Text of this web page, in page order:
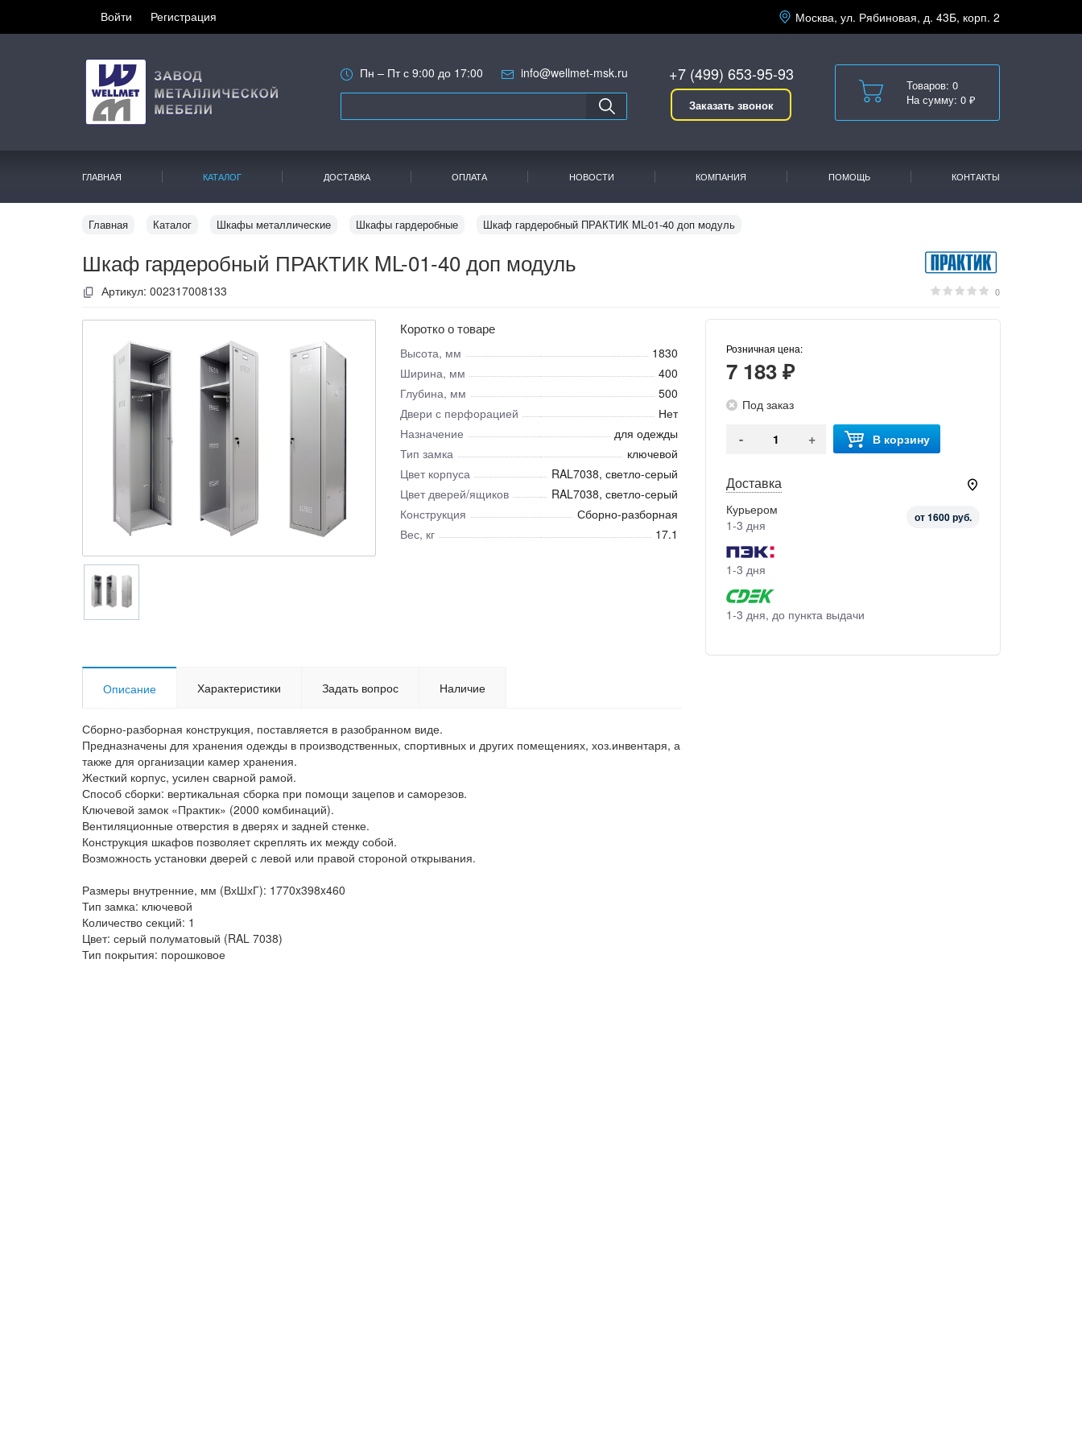
Войти Регистрация Москва, ул. Рябиновая, д. 43Б, корп. 2
Пн – Пт с 9:00 до 17:00 info@wellmet-msk.ru +7 (499) 653-95-93
Заказать звонок
Товаров: 0
На сумму: 0 ₽
ГЛАВНАЯ КАТАЛОГ ДОСТАВКА ОПЛАТА НОВОСТИ КОМПАНИЯ ПОМОЩЬ КОНТАКТЫ
Главная Каталог Шкафы металлические Шкафы гардеробные Шкаф гардеробный ПРАКТИК ML-01-40 доп модуль
Шкаф гардеробный ПРАКТИК ML-01-40 доп модуль
Артикул: 002317008133 0
Коротко о товаре
Высота, мм
1830
Ширина, мм
400
Глубина, мм
500
Двери с перфорацией
Нет
Назначение
для одежды
Тип замка
ключевой
Цвет корпуса
RAL7038, светло-серый
Цвет дверей/ящиков
RAL7038, светло-серый
Конструкция
Сборно-разборная
Вес, кг
17.1
Розничная цена:
7 183 ₽
Под заказ
- + В корзину
Доставка
Курьером
1-3 дня
от 1600 руб.
1-3 дня
1-3 дня, до пункта выдачи
Описание Характеристики Задать вопрос Наличие
Сборно-разборная конструкция, поставляется в разобранном виде.
Предназначены для хранения одежды в производственных, спортивных и других помещениях, хоз.инвентаря, а
также для организации камер хранения.
Жесткий корпус, усилен сварной рамой.
Способ сборки: вертикальная сборка при помощи зацепов и саморезов.
Ключевой замок «Практик» (2000 комбинаций).
Вентиляционные отверстия в дверях и задней стенке.
Конструкция шкафов позволяет скреплять их между собой.
Возможность установки дверей с левой или правой стороной открывания.
Размеры внутренние, мм (ВхШхГ): 1770x398x460
Тип замка: ключевой
Количество секций: 1
Цвет: серый полуматовый (RAL 7038)
Тип покрытия: порошковое